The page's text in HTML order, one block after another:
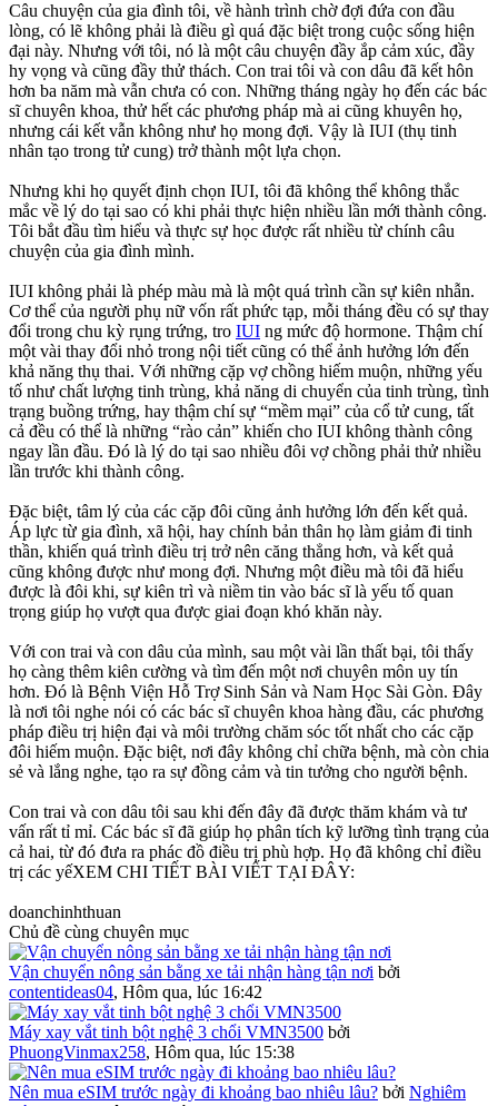
Câu chuyện của gia đình tôi, về hành trình chờ đợi đứa con đầu
lòng, có lẽ không phải là điều gì quá đặc biệt trong cuộc sống hiện
đại này. Nhưng với tôi, nó là một câu chuyện đầy ắp cảm xúc, đầy
hy vọng và cũng đầy thử thách. Con trai tôi và con dâu đã kết hôn
hơn ba năm mà vẫn chưa có con. Những tháng ngày họ đến các bác
sĩ chuyên khoa, thử hết các phương pháp mà ai cũng khuyên họ,
nhưng cái kết vẫn không như họ mong đợi. Vậy là IUI (thụ tinh
nhân tạo trong tử cung) trở thành một lựa chọn.
Nhưng khi họ quyết định chọn IUI, tôi đã không thể không thắc
mắc về lý do tại sao có khi phải thực hiện nhiều lần mới thành công.
Tôi bắt đầu tìm hiểu và thực sự học được rất nhiều từ chính câu
chuyện của gia đình mình.
IUI không phải là phép màu mà là một quá trình cần sự kiên nhẫn.
Cơ thể của người phụ nữ vốn rất phức tạp, mỗi tháng đều có sự thay
đổi trong chu kỳ rụng trứng, tro IUI ng mức độ hormone. Thậm chí
một vài thay đổi nhỏ trong nội tiết cũng có thể ảnh hưởng lớn đến
khả năng thụ thai. Với những cặp vợ chồng hiếm muộn, những yếu
tố như chất lượng tinh trùng, khả năng di chuyển của tinh trùng, tình
trạng buồng trứng, hay thậm chí sự “mềm mại” của cổ tử cung, tất
cả đều có thể là những “rào cản” khiến cho IUI không thành công
ngay lần đầu. Đó là lý do tại sao nhiều đôi vợ chồng phải thử nhiều
lần trước khi thành công.
Đặc biệt, tâm lý của các cặp đôi cũng ảnh hưởng lớn đến kết quả.
Áp lực từ gia đình, xã hội, hay chính bản thân họ làm giảm đi tinh
thần, khiến quá trình điều trị trở nên căng thẳng hơn, và kết quả
cũng không được như mong đợi. Nhưng một điều mà tôi đã hiểu
được là đôi khi, sự kiên trì và niềm tin vào bác sĩ là yếu tố quan
trọng giúp họ vượt qua được giai đoạn khó khăn này.
Với con trai và con dâu của mình, sau một vài lần thất bại, tôi thấy
họ càng thêm kiên cường và tìm đến một nơi chuyên môn uy tín
hơn. Đó là Bệnh Viện Hỗ Trợ Sinh Sản và Nam Học Sài Gòn. Đây
là nơi tôi nghe nói có các bác sĩ chuyên khoa hàng đầu, các phương
pháp điều trị hiện đại và môi trường chăm sóc tốt nhất cho các cặp
đôi hiếm muộn. Đặc biệt, nơi đây không chỉ chữa bệnh, mà còn chia
sẻ và lắng nghe, tạo ra sự đồng cảm và tin tưởng cho người bệnh.
Con trai và con dâu tôi sau khi đến đây đã được thăm khám và tư
vấn rất tỉ mỉ. Các bác sĩ đã giúp họ phân tích kỹ lưỡng tình trạng của
cả hai, từ đó đưa ra phác đồ điều trị phù hợp. Họ đã không chỉ điều
trị các yếXEM CHI TIẾT BÀI VIẾT TẠI ĐÂY:
doanchinhthuan
Chủ đề cùng chuyên mục
Vận chuyển nông sản bằng xe tải nhận hàng tận nơi bởi
contentideas04, Hôm qua, lúc 16:42
Máy xay vắt tinh bột nghệ 3 chổi VMN3500 bởi
PhuongVinmax258, Hôm qua, lúc 15:38
Nên mua eSIM trước ngày đi khoảng bao nhiêu lâu? bởi Nghiêm